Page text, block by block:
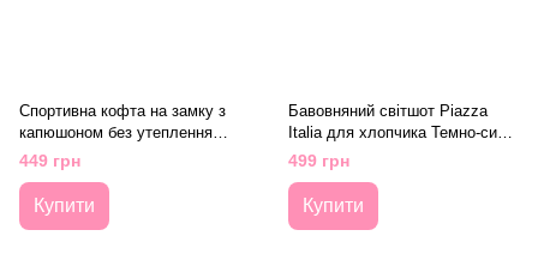
Спортивна кофта на замку з
капюшоном без утеплення
Piazza Italia для хлопчика
Сірий 5-6 лет (118 см) Код:
PIT1501 219 grey
449 грн
Купити
Бавовняний світшот Piazza
Italia для хлопчика Темно-синій
2-3 года (98 см) Код: PIT1501
213 d-blue
499 грн
Купити